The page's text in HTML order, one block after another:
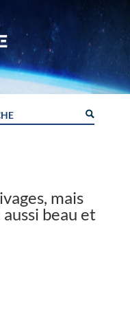
mais
beau et